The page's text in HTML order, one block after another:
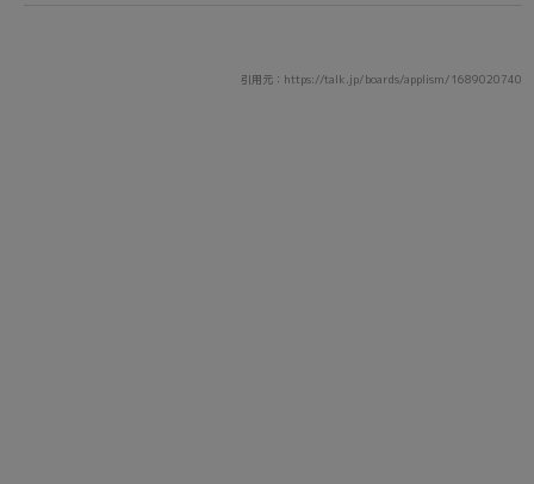
引用元：https://talk.jp/boards/applism/1689020740